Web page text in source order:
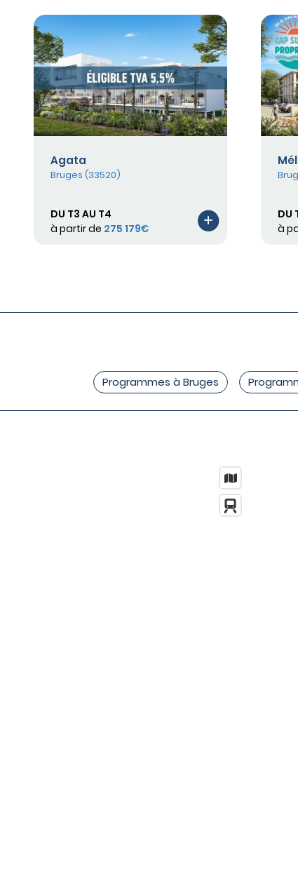
Agata
Bruges (33520)
DU T3 AU T4
à partir de 275 179€
DU
à
Programmes à Bruges